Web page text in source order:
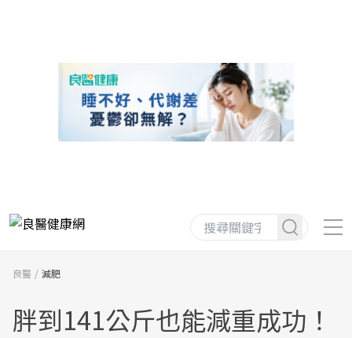
良醫 減肥
胖到141公斤也能減重成功！